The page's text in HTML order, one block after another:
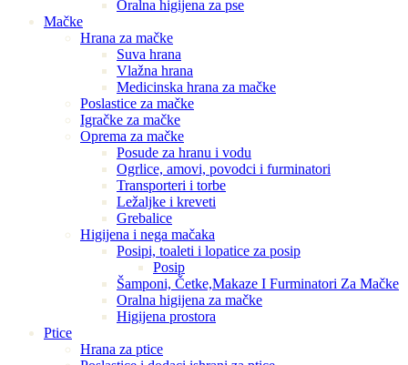
Oralna higijena za pse
Mačke
Hrana za mačke
Suva hrana
Vlažna hrana
Medicinska hrana za mačke
Poslastice za mačke
Igračke za mačke
Oprema za mačke
Posude za hranu i vodu
Ogrlice, amovi, povodci i furminatori
Transporteri i torbe
Ležaljke i kreveti
Grebalice
Higijena i nega mačaka
Posipi, toaleti i lopatice za posip
Posip
Šamponi, Četke,Makaze I Furminatori Za Mačke
Oralna higijena za mačke
Higijena prostora
Ptice
Hrana za ptice